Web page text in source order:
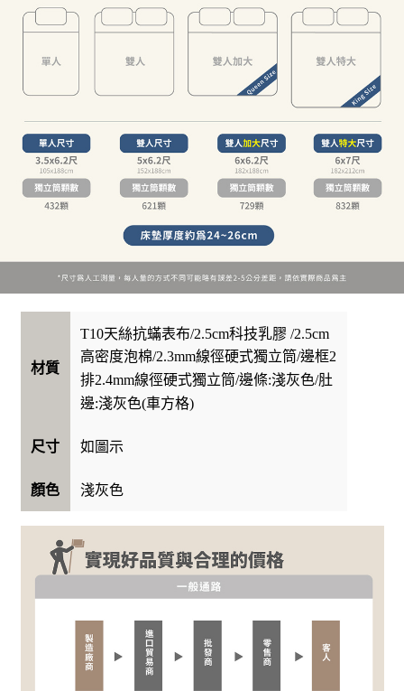
材質
T10天絲抗蟎表布/2.5cm科技乳膠 /2.5cm
高密度泡棉/2.3mm線徑硬式獨立筒/邊框2
排2.4mm線徑硬式獨立筒/邊條:淺灰色/肚
邊:淺灰色(車方格)
尺寸 如圖示
顏色 淺灰色